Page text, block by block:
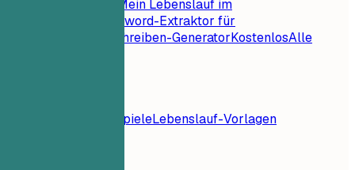
Mein Lebenslauf im
Keyword-Extraktor für
Anschreiben-GeneratorKostenlosAlle
LebenslaufbeispieleLebenslauf-Vorlagen